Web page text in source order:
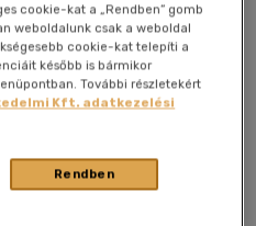
|384 oldal
cookie-kat a „Rendben” gomb
weboldalunk csak a weboldal
cookie-kat telepíti a
később is bármikor
További részletekért
Kft. adatkezelési
Rendben